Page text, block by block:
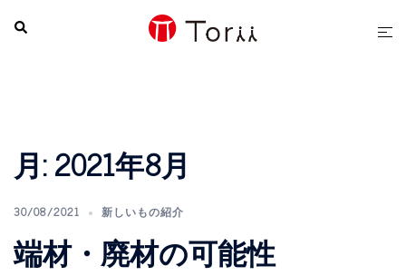
検
索
ト
月:2021年8月
30/08/2021 新しいもの紹介
端材・廃材の可能性